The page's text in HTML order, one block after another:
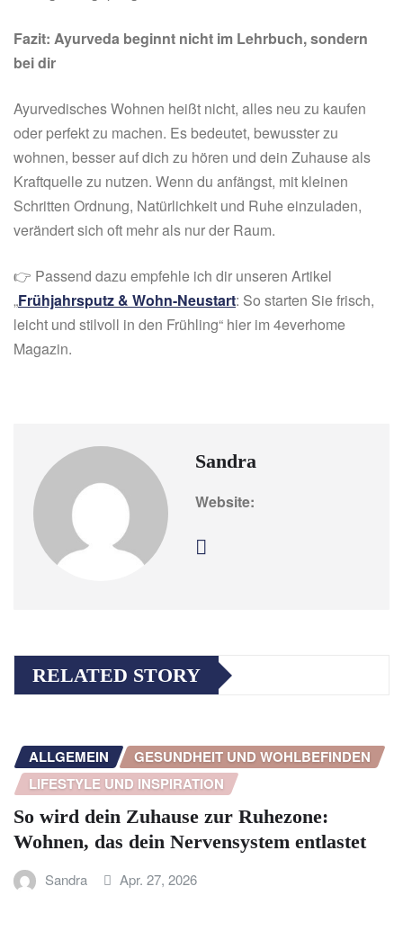
Fazit: Ayurveda beginnt nicht im Lehrbuch, sondern
bei dir
Ayurvedisches Wohnen heißt nicht, alles neu zu kaufen
oder perfekt zu machen. Es bedeutet, bewusster zu
wohnen, besser auf dich zu hören und dein Zuhause als
Kraftquelle zu nutzen. Wenn du anfängst, mit kleinen
Schritten Ordnung, Natürlichkeit und Ruhe einzuladen,
verändert sich oft mehr als nur der Raum.
👉 Passend dazu empfehle ich dir unseren Artikel
„Frühjahrsputz & Wohn-Neustart: So starten Sie frisch,
leicht und stilvoll in den Frühling“ hier im 4everhome
Magazin.
Sandra
Website:
RELATED STORY
ALLGEMEIN
GESUNDHEIT UND WOHLBEFINDEN
LIFESTYLE UND INSPIRATION
So wird dein Zuhause zur Ruhezone:
Wohnen, das dein Nervensystem entlastet
Sandra Apr. 27, 2026